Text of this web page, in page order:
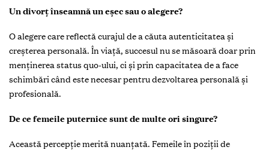
Un divorț înseamnă un eșec sau o alegere?
O alegere care reflectă curajul de a căuta autenticitatea și
creșterea personală. În viață, succesul nu se măsoară doar prin
menținerea status quo-ului, ci și prin capacitatea de a face
schimbări când este necesar pentru dezvoltarea personală și
profesională.
De ce femeile puternice sunt de multe ori singure?
Această percepție merită nuanțată. Femeile în poziții de